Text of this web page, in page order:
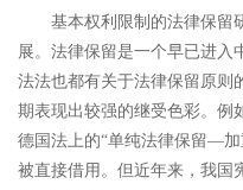
基本权利限制的法律保留
展。法律保留是一个早已进入
法法也都有关于法律保留原则
期表现出较强的继受色彩。例
德国法上的“单纯法律保留―
被直接借用。但近年来，我国